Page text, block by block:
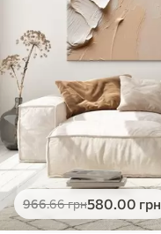
966.66грн580.00 грн